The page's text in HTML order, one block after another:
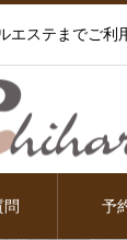
エステまでご
問 予